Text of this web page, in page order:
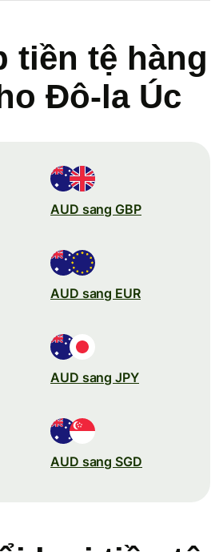
tiền tệ hàng
Đô-la Úc
AUD sang GBP
AUD sang EUR
AUD sang JPY
AUD sang SGD